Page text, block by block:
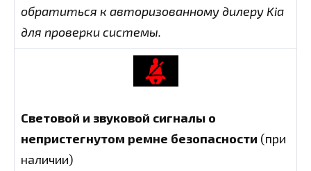
обратиться к авторизованному дилеру Kia
для проверки системы.
Световой и звуковой сигналы о
непристегнутом ремне безопасности (при
наличии)